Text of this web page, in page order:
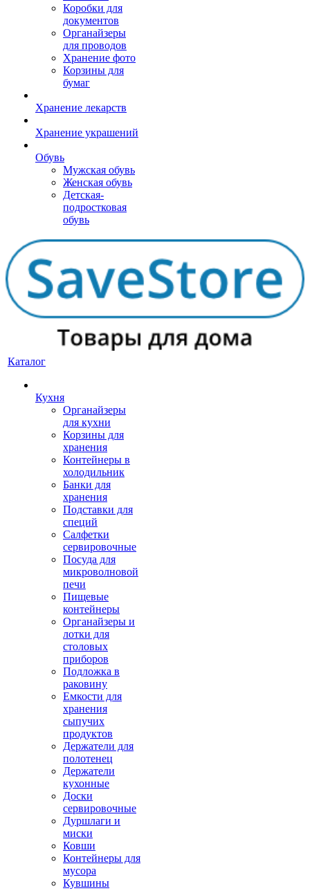
Коробки для
документов
Органайзеры
для проводов
Хранение фото
Корзины для
бумаг
Хранение лекарств
Хранение украшений
Обувь
Мужская обувь
Женская обувь
Детская-
подростковая
обувь
Каталог
Кухня
Органайзеры
для кухни
Корзины для
хранения
Контейнеры в
холодильник
Банки для
хранения
Подставки для
специй
Салфетки
сервировочные
Посуда для
микроволновой
печи
Пищевые
контейнеры
Органайзеры и
лотки для
столовых
приборов
Подложка в
раковину
Емкости для
хранения
сыпучих
продуктов
Держатели для
полотенец
Держатели
кухонные
Доски
сервировочные
Дуршлаги и
миски
Ковши
Контейнеры для
мусора
Кувшины